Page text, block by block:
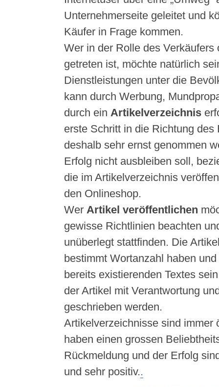
Unternehmerseite geleitet und
Käufer in Frage kommen.
Wer in der Rolle des Verkäufers
getreten ist, möchte natürlich
Dienstleistungen unter die
kann durch Werbung,
durch ein Artikelverzeichnis
erste Schritt in die Richtung des
deshalb sehr ernst genommen
Erfolg nicht ausbleiben soll,
die im Artikelverzeichnis
den Onlineshop.
Wer Artikel veröffentlichen
gewisse Richtlinien beachten
unüberlegt stattfinden. Die
bestimmt Wortanzahl haben
bereits existierenden Textes
der Artikel mit Verantwortung
geschrieben werden.
Artikelverzeichnisse sind immer
haben einen grossen
Rückmeldung und der Erfolg
und sehr positiv..